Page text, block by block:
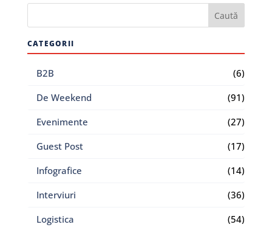
CATEGORII
B2B
(6)
De Weekend
(91)
Evenimente
(27)
Guest Post
(17)
Infografice
(14)
Interviuri
(36)
Logistica
(54)